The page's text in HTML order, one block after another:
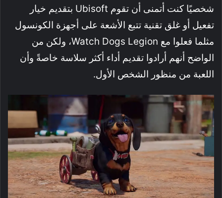
شخصيًا كنت أتمنى أن تقوم Ubisoft بتقديم خيار
تفعيل أو غلق تقنية تتبع الأشعة على أجهزة الكونسول
مثلما فعلوا مع Watch Dogs Legion، ولكن من
الواضح أنهم أرادوا تقديم أداء أكثر سلاسة خاصةً وأن
اللعبة من منظور الشخص الأول.